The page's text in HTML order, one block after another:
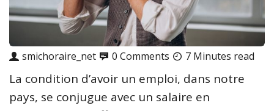
smichoraire_net 0 Comments 7 Minutes read
La condition d’avoir un emploi, dans notre
pays, se conjugue avec un salaire en